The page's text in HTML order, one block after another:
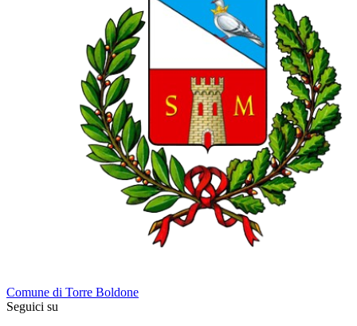
Comune di Torre Boldone
Seguici su